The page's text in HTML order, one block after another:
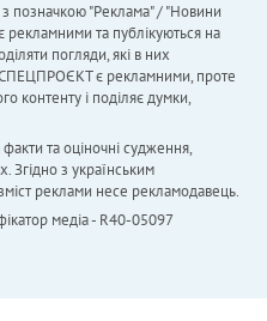
з позначкою "Реклама" / "Новини
рекламними та публікуються на
погляди, які в них
є рекламними, проте
контенту і поділяє думки,
та оціночні судження,
Згідно з українським
реклами несе рекламодавець.
медіа - R40-05097